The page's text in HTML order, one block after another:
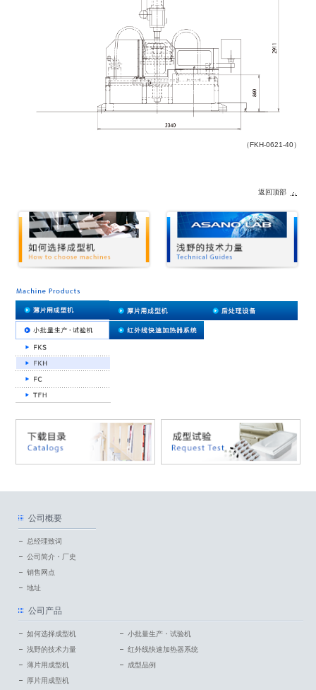
（FKH-0621-40）
返回顶部
公司概要
总经理致词
公司简介・厂史
销售网点
地址
公司产品
如何选择成型机
浅野的技术力量
薄片用成型机
厚片用成型机
小批量生产・试验机
红外线快速加热器系统
成型品例